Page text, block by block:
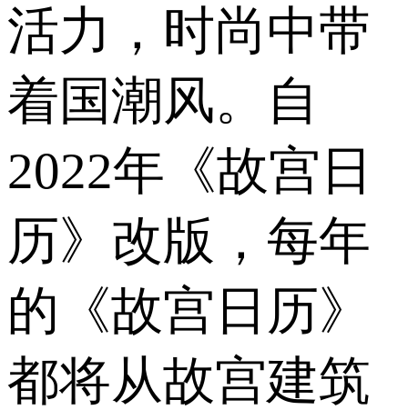
活力，时尚中带
着国潮风。自
2022年《故宫日
历》改版，每年
的《故宫日历》
都将从故宫建筑